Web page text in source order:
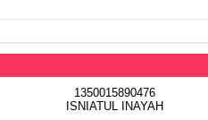
1350015890476
ISNIATUL INAYAH